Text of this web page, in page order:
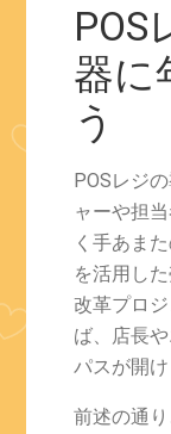
器に
う
POSレジ
ャーや担
く手あま
を活用し
改革プロ
ば、店長
パスが開け
前述の通